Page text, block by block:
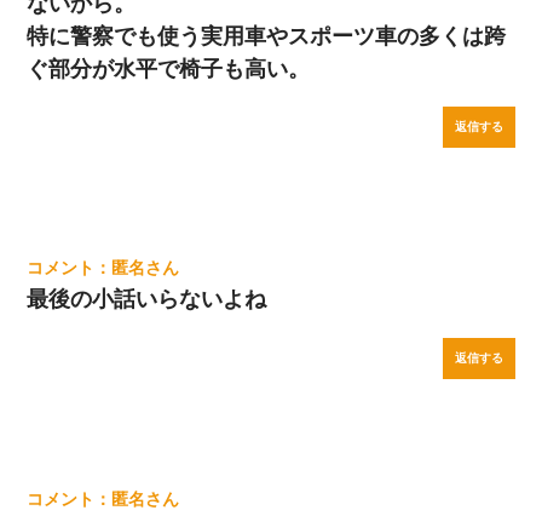
特に警察でも使う実用車やスポーツ車の多くは跨
ぐ部分が水平で椅子も高い。
返信する
匿名
最後の小話いらないよね
返信する
匿名